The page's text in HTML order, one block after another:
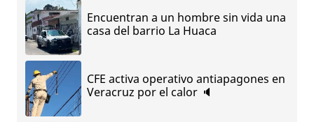
Encuentran a un hombre sin vida una
casa del barrio La Huaca
CFE activa operativo antiapagones en
Veracruz por el calor 🔈